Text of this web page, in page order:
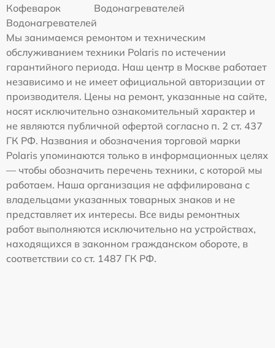
Кофеварок
Водонагревателей
Водонагревателей
Мы занимаемся ремонтом и техническим
обслуживанием техники Polaris по истечении
гарантийного периода. Наш центр в Москве работает
независимо и не имеет официальной авторизации от
производителя. Цены на ремонт, указанные на сайте,
носят исключительно ознакомительный характер и
не являются публичной офертой согласно п. 2 ст. 437
ГК РФ. Названия и обозначения торговой марки
Polaris упоминаются только в информационных целях
— чтобы обозначить перечень техники, с которой мы
работаем. Наша организация не аффилирована с
владельцами указанных товарных знаков и не
представляет их интересы. Все виды ремонтных
работ выполняются исключительно на устройствах,
находящихся в законном гражданском обороте, в
соответствии со ст. 1487 ГК РФ.